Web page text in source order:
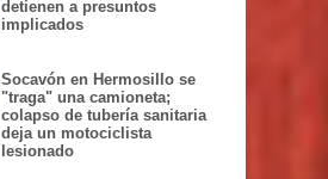
detienen a presuntos
implicados
Socavón en Hermosillo se
"traga" una camioneta;
colapso de tubería sanitaria
deja un motociclista
lesionado